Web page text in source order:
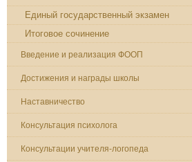
Единый государственный экзамен
Итоговое сочинение
Введение и реализация ФООП
Достижения и награды школы
Наставничество
Консультация психолога
Консультации учителя-логопеда